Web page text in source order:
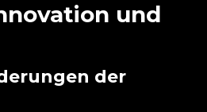
und
der